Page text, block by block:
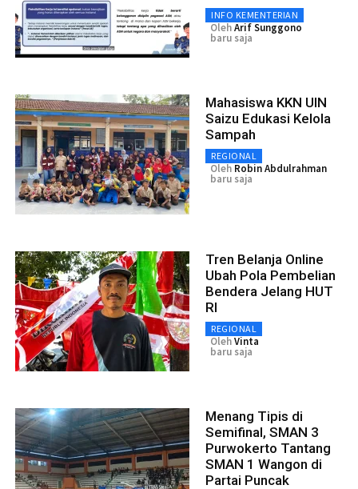
INFO KEMENTERIAN
OlehArif Sunggono
baru saja
Mahasiswa KKN UIN
Saizu Edukasi Kelola
Sampah
REGIONAL
Oleh Robin Abdulrahman
baru saja
Tren Belanja Online
Ubah Pola Pembelian
Bendera Jelang HUT
RI
REGIONAL
OlehVinta
baru saja
Menang Tipis di
Semifinal, SMAN 3
Purwokerto Tantang
SMAN 1 Wangon di
Partai Puncak